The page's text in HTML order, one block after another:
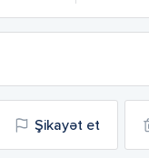
Şikayət et